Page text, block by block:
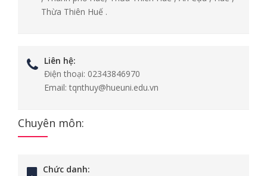
Thừa Thiên Huế .
Liên hệ:
Điện thoại: 02343846970
Email: tqnthuy@hueuni.edu.vn
Chuyên môn:
Chức danh: